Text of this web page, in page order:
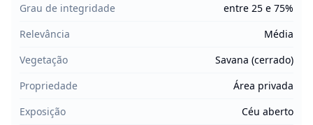
Grau de integridade
entre 25 e 75%
Relevância
Média
Vegetação
Savana (cerrado)
Propriedade
Área privada
Exposição
Céu aberto